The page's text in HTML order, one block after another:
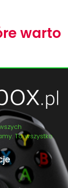
warto
To wszystko